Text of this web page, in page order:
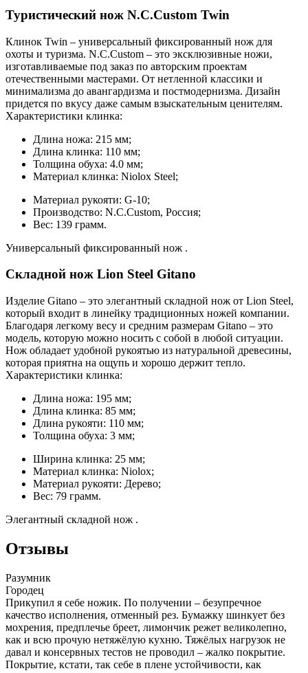
Туристический нож N.C.Custom Twin
Клинок Twin – универсальный фиксированный нож для
охоты и туризма. N.C.Custom – это эксклюзивные ножи,
изготавливаемые под заказ по авторским проектам
отечественными мастерами. От нетленной классики и
минимализма до авангардизма и постмодернизма. Дизайн
придется по вкусу даже самым взыскательным ценителям.
Характеристики клинка:
Длина ножа: 215 мм;
Длина клинка: 110 мм;
Толщина обуха: 4.0 мм;
Материал клинка: Niolox Steel;
Материал рукояти: G-10;
Производство: N.C.Custom, Россия;
Вес: 139 грамм.
Универсальный фиксированный нож .
Складной нож Lion Steel Gitano
Изделие Gitano – это элегантный складной нож от Lion Steel,
который входит в линейку традиционных ножей компании.
Благодаря легкому весу и средним размерам Gitano – это
модель, которую можно носить с собой в любой ситуации.
Нож обладает удобной рукоятью из натуральной древесины,
которая приятна на ощупь и хорошо держит тепло.
Характеристики клинка:
Длина ножа: 195 мм;
Длина клинка: 85 мм;
Длина рукояти: 110 мм;
Толщина обуха: 3 мм;
Ширина клинка: 25 мм;
Материал клинка: Niolox;
Материал рукояти: Дерево;
Вес: 79 грамм.
Элегантный складной нож .
Отзывы
Разумник
Городец
Прикупил я себе ножик. По получении – безупречное
качество исполнения, отменный рез. Бумажку шинкует без
мохрения, предплечье бреет, лимончик режет великолепно,
как и всю прочую нетяжёлую кухню. Тяжёлых нагрузок не
давал и консервных тестов не проводил – жалко покрытие.
Покрытие, кстати, так себе в плене устойчивости, как